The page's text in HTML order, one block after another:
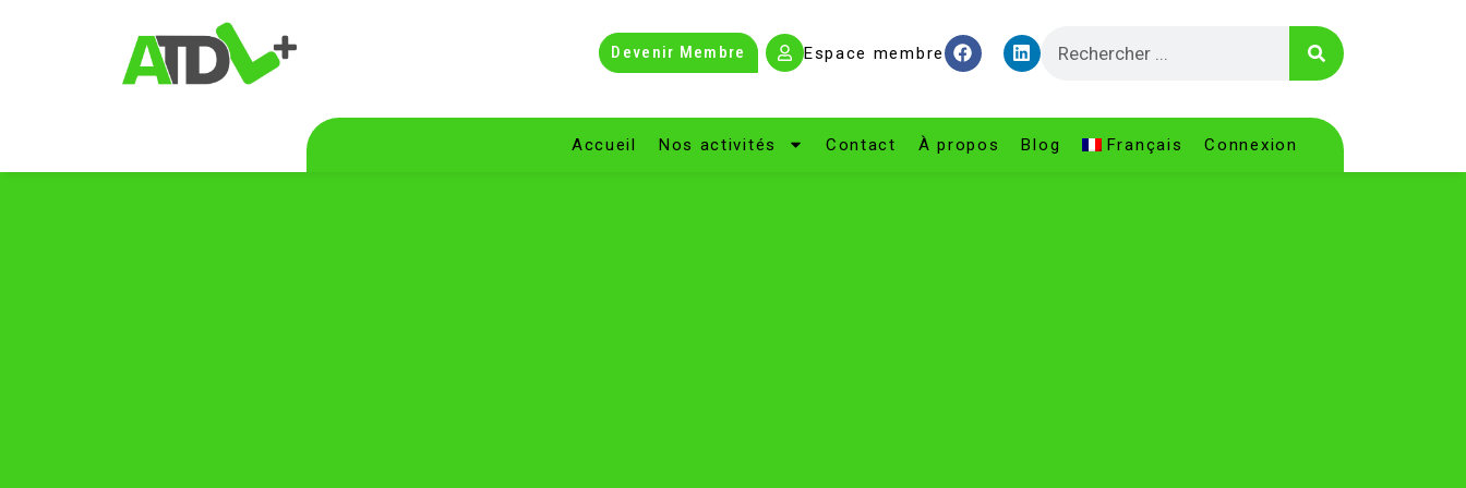
Devenir Membre Espace membre
Accueil Nos activités Contact À propos Blog Français Connexion